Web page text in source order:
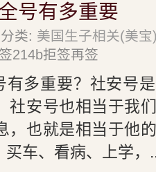
号有多重要
类: 美国生子相关(美宝
214b拒签再签
有多重要？社安号
社安号也相当于我
，也就是相当于他
买车、看病、上学，